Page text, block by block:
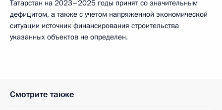
Татарстан на 2023–2025 годы принят со значительным
дефицитом, а также с учетом напряженной экономической
ситуации источник финансирования строительства
указанных объектов не определен.
Смотрите также